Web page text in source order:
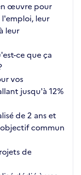
œuvre pour
l'emploi, leur
leur
ce que ça
vos
jusqu'à 12%
de 2 ans et
commun
de